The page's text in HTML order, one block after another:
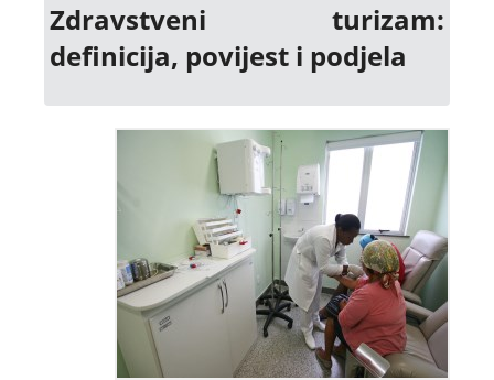
Zdravstveni turizam:
definicija, povijest i podjela